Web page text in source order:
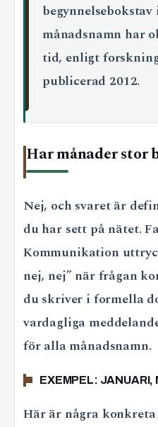
månadsnamn har
tid, enligt
publicerad 2012.
Har månader stor
Nej, och svaret är
du har sett på nätet.
Kommunikation
nej, nej” när frågan
du skriver i formella
vardagliga
för alla månadsnamn.
EXEMPEL: JANUARI,
Här är några